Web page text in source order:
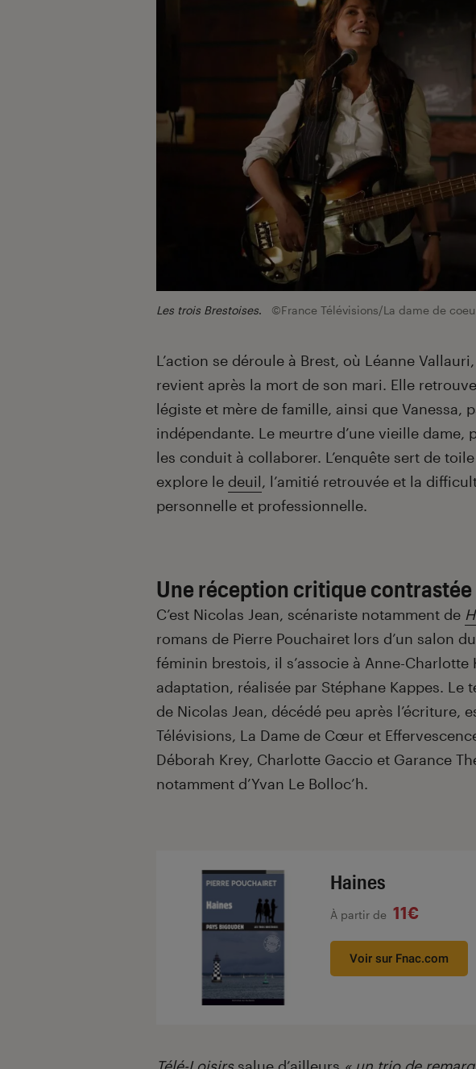
Les trois Brestoises. ©France Télévisions/La dame de
L’action se déroule à Brest, où Léanne
revient après la mort de son mari. Elle
légiste et mère de famille, ainsi que Vanessa,
indépendante. Le meurtre d’une vieille dame,
les conduit à collaborer. L’enquête sert de
explore le deuil, l’amitié retrouvée et la
personnelle et professionnelle.
Une réception critique contrastée
C’est Nicolas Jean, scénariste notamment de
romans de Pierre Pouchairet lors d’un salon
féminin brestois, il s’associe à Anne-
adaptation, réalisée par Stéphane Kappes. Le
de Nicolas Jean, décédé peu après l’écriture,
Télévisions, La Dame de Cœur et
Déborah Krey, Charlotte Gaccio et Garance
notamment d’Yvan Le Bolloc’h.
Haines
À partir de 11€
Voir sur Fnac.com